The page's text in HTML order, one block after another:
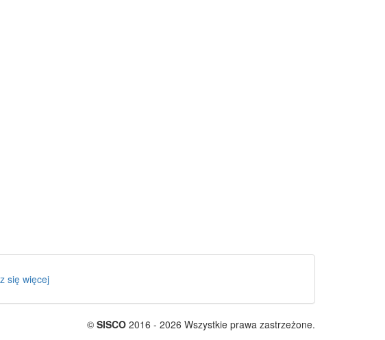
się więcej
© SISCO 2016 - 2026 Wszystkie prawa zastrzeżone.